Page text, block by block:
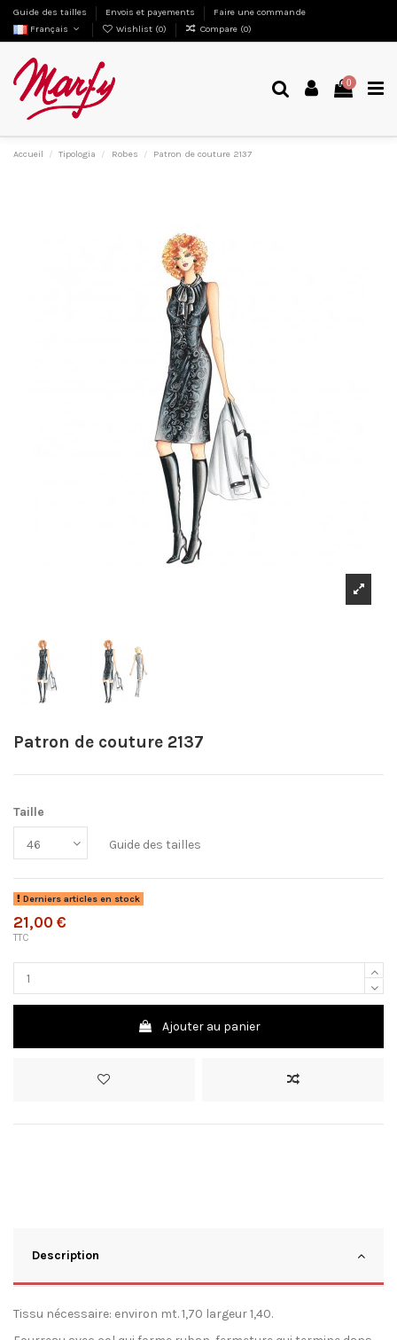
Guide des tailles Envois et payements
Faire une commande
Français
Wishlist (0) Compare (0)
0
Accueil Tipologia Robes Patron de couture 2137
Patron de couture 2137
Taille
Guide des tailles
Derniers articles en stock
21,00 €
TTC
Ajouter au panier
Description
Tissu nécessaire: environ mt. 1,70 largeur 1,40.